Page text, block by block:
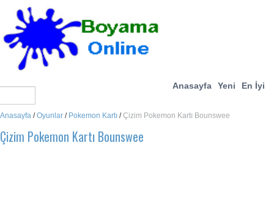
Anasayfa Yeni En İyi
Anasayfa /Oyunlar / Pokemon Kartı /Çizim Pokemon Kartı Bounswee
Çizim Pokemon Kartı Bounswee